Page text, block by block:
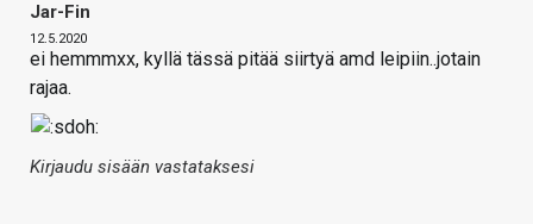
Jar-Fin
12.5.2020
ei hemmmxx, kyllä tässä pitää siirtyä amd leipiin..jotain
rajaa.
Kirjaudu sisään vastataksesi